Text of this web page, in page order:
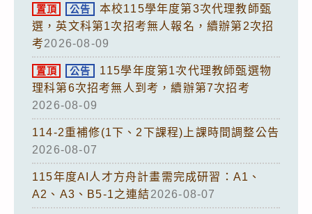
置頂 公告
本校115學年度第3次代理教師甄
選，英文科第1次招考無人報名，續辦第2次招
考2026-08-09
置頂 公告
115學年度第1次代理教師甄選物
理科第6次招考無人到考，續辦第7次招考
2026-08-09
114-2重補修(1下、2下課程)上課時間調整公告
2026-08-07
115年度AI人才方舟計畫需完成研習：A1、
A2、A3、B5-1之連結2026-08-07